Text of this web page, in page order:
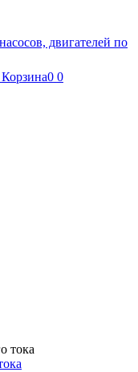
двигателей по
Корзина0 0